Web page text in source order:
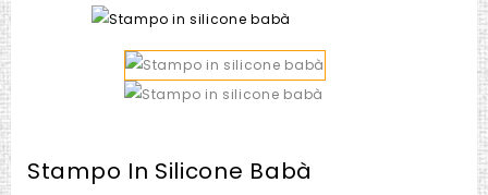
Stampo In Silicone Babà